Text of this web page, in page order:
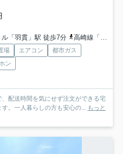
「羽貫」駅 徒歩7分
高崎線「上尾」駅 バス20分 「原」 停歩7分
場 エアコン
都市ガス
ン
配送時間を気にせず注文ができる宅
。一人暮らしの方も安心の... もっと